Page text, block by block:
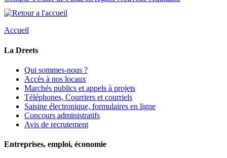
Accueil
La Dreets
Qui sommes-nous ?
Accès à nos locaux
Marchés publics et appels à projets
Téléphones, Courriers et courriels
Saisine électronique, formulaires en ligne
Concours administratifs
Avis de recrutement
Entreprises, emploi, économie